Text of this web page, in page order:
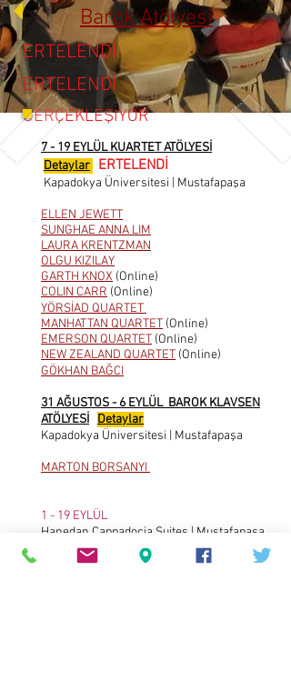
Barok Atölyesi
ERTELENDİ
ERTELENDİ
GERÇEKLEŞİYOR
7 - 19 EYLÜL KUARTET ATÖLYESİ
Detaylar ERTELENDİ
Kapadokya Üniversitesi | Mustafapaşa
ELLEN JEWETT
SUNGHAE ANNA LIM
LAURA KRENTZMAN
OLGU KIZILAY
GARTH KNOX (Online)
COLIN CARR (Online)
YÖRSİAD QUARTET
MANHATTAN QUARTET (Online)
EMERSON QUARTET (Online)
NEW ZEALAND QUARTET (Online)
GÖKHAN BAĞCI
31 AĞUSTOS - 6 EYLÜL BAROK KLAVSEN
ATÖLYESİ Detaylar
Kapadokya Üniversitesi | Mustafapaşa
MARTON BORSANYI
1 - 19 EYLÜL
Hanedan Cappadocia Suites | Mustafapaşa
CERAMIC GROUP EXHIBITION
‘CAPPADOCIA MEETING’